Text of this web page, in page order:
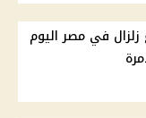
في مصر اليوم